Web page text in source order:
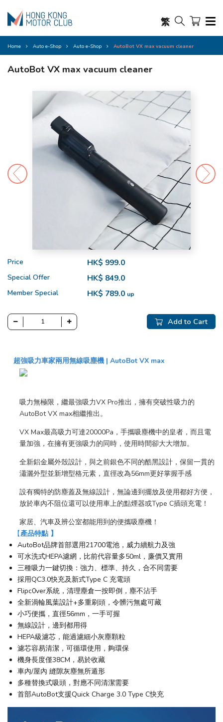
繁
Home Auto e-Shop Auto e-Shop AutoBot VX max vacuum cleaner
AutoBot VX max vacuum cleaner
Price HK$ 999.0
Special Offer HK$ 849.0
Member Special HK$ 789.0 up
Add to Cart
超強吸力車家兩用無線吸塵機 | AutoBot VX max
吸力無極限，繼最強吸力VX Pro推出，擁有突破性吸力的
AutoBot VX max相繼推出。
VX Max最高吸力可達20000Pa，手攜吸塵機中的皇者，而且電
量加強，在擁有更強吸力的同時，使用時間卻大大增加。
全新鋁金屬外殼設計，與之前銀色不同的酷黑設計，保留一貫的
瀟灑外型並新增型格元素，直徑改為56mm更好掌握手感
設有獨特的防塵蓋及無線設計，無論邊到擺放及使用都好方便，
放於車內不阻位還可以使用車上的點煙器或Type C插頭充電！
家居、汽車及辨公室都能用到的便攜吸塵機！
【產品特點 】
AutoBot品牌首部選用21700電池，威力續航力及強
可水洗式HEPA濾網，比前代容量多50ml，廉價又實用
三種吸力一鍵切換：強力、標準、持久，合不同需要
採用QC3.0快充及新式Type C 充電頭
Flipc0ver系統，清理塵倉一按即倒，塵不沾手
全新渦輪風葉設計+多重刷頭，令髒污無處可藏
小巧便攜，直徑56mm，一手可握
無線設計，邊到都用得
HEPA級濾芯，能過濾細小灰塵顆粒
濾芯容易清潔，可循環使用，夠環保
機身長度僅38CM，易於收藏
車內/屋內 縫隙灰塵無所遁形
多種替換式吸頭，對應不同清潔需要
首部AutoBot支援Quick Charge 3.0 Type C快充